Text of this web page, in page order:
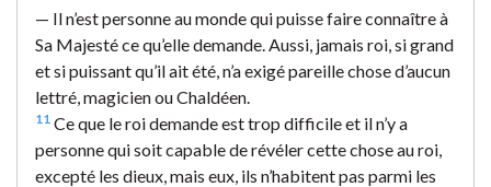
— Il n’est personne au monde qui puisse faire connaître à
Sa Majesté ce qu’elle demande. Aussi, jamais roi, si grand
et si puissant qu’il ait été, n’a exigé pareille chose d’aucun
lettré, magicien ou Chaldéen.
11 Ce que le roi demande est trop difficile et il n’y a
personne qui soit capable de révéler cette chose au roi,
excepté les dieux, mais eux, ils n’habitent pas parmi les